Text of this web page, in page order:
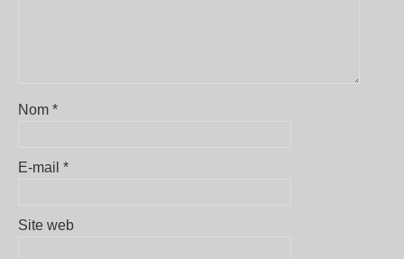
Nom *
E-mail *
Site web